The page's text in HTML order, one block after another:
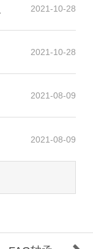
2021-10-28
2021-10-28
2021-08-09
2021-08-09